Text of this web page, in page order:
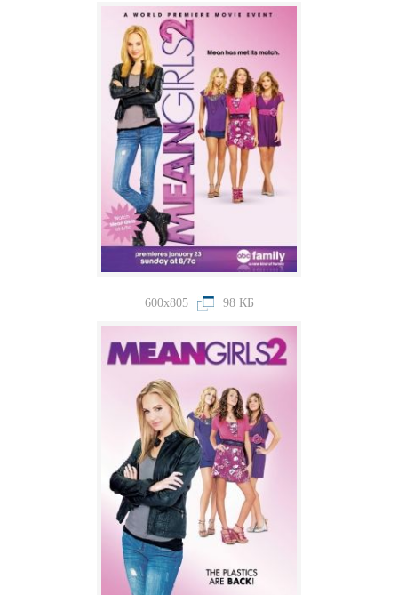
600x805 98 КБ